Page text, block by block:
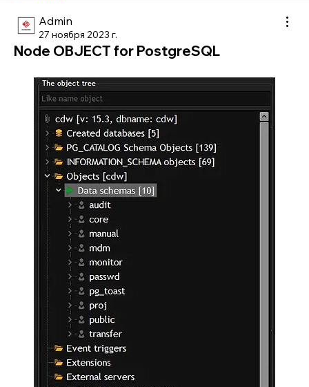
Admin
27 ноября 2023 г.
Node OBJECT for PostgreSQL